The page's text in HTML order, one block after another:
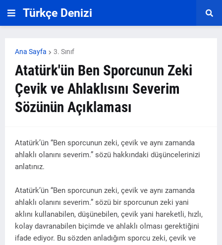
Türkçe Denizi
Ana Sayfa 3. Sınıf
Atatürk'ün Ben Sporcunun Zeki
Çevik ve Ahlaklısını Severim
Sözünün Açıklaması
Atatürk’ün “Ben sporcunun zeki, çevik ve aynı zamanda
ahlaklı olanını severim.” sözü hakkındaki düşüncelerinizi
anlatınız.
Atatürk’ün “Ben sporcunun zeki, çevik ve aynı zamanda
ahlaklı olanını severim.” sözü bir sporcunun zeki yani
aklını kullanabilen, düşünebilen, çevik yani hareketli, hızlı,
kolay davranabilen biçimde ve ahlaklı olması gerektiğini
ifade ediyor. Bu sözden anladığım sporcu zeki, çevik ve